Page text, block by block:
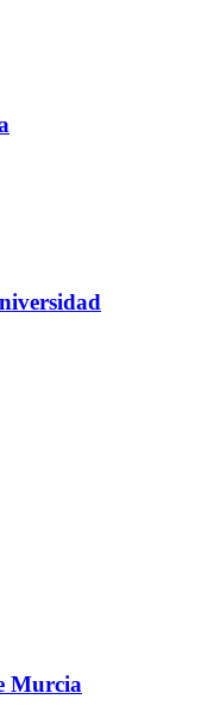
Murcia